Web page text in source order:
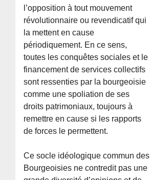
l’opposition à tout mouvement
révolutionnaire ou revendicatif qui
la mettent en cause
périodiquement. En ce sens,
toutes les conquêtes sociales et le
financement de services collectifs
sont ressenties par la bourgeoisie
comme une spoliation de ses
droits patrimoniaux, toujours à
remettre en cause si les rapports
de forces le permettent.
Ce socle idéologique commun des
Bourgeoisies ne contredit pas une